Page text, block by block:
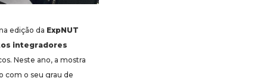
edição da ExpNUT
integradores
Neste ano, a mostra
com o seu grau de